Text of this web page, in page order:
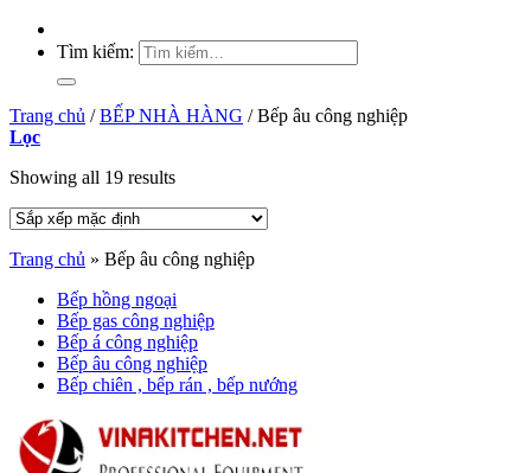
Tìm kiếm:
Trang chủ / BẾP NHÀ HÀNG /Bếp âu công nghiệp
Lọc
Showing all 19 results
Trang chủ » Bếp âu công nghiệp
Bếp hồng ngoại
Bếp gas công nghiệp
Bếp á công nghiệp
Bếp âu công nghiệp
Bếp chiên , bếp rán , bếp nướng